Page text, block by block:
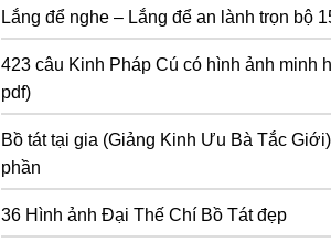
Lắng để nghe – Lắng để an lành trọn bộ
423 câu Kinh Pháp Cú có hình ảnh minh
pdf)
Bồ tát tại gia (Giảng Kinh Ưu Bà Tắc
phần
36 Hình ảnh Đại Thế Chí Bồ Tát đẹp